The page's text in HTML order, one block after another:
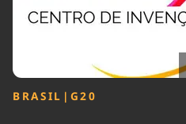
BRASIL | G20